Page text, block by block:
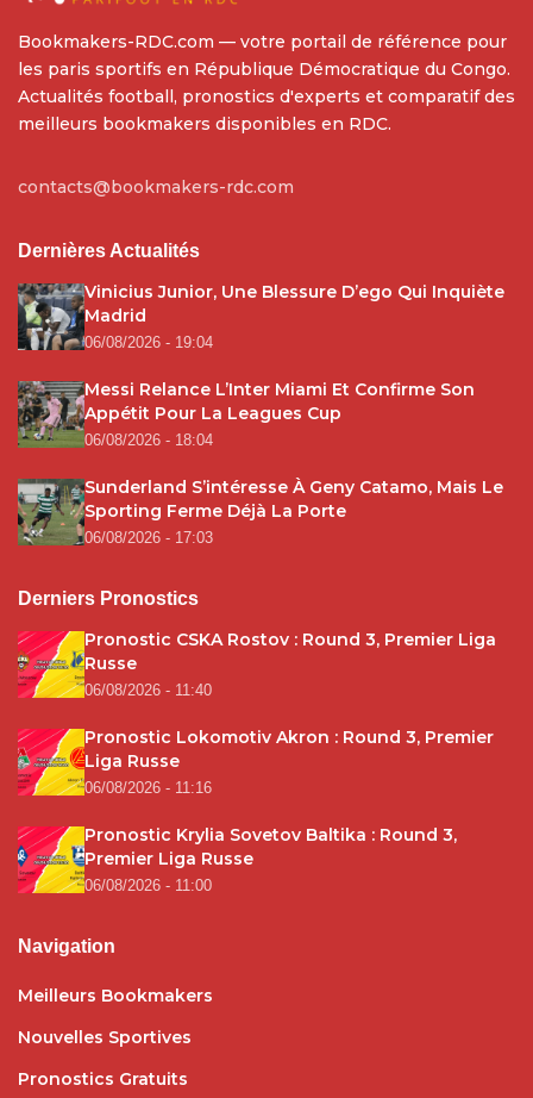
Bookmakers-RDC.com — votre portail de référence pour
les paris sportifs en République Démocratique du Congo.
Actualités football, pronostics d'experts et comparatif des
meilleurs bookmakers disponibles en RDC.
contacts@bookmakers-rdc.com
Dernières Actualités
Vinicius Junior, Une Blessure D’ego Qui Inquiète
Madrid
06/08/2026 - 19:04
Messi Relance L’Inter Miami Et Confirme Son
Appétit Pour La Leagues Cup
06/08/2026 - 18:04
Sunderland S’intéresse À Geny Catamo, Mais Le
Sporting Ferme Déjà La Porte
06/08/2026 - 17:03
Derniers Pronostics
Pronostic CSKA Rostov : Round 3, Premier Liga
Russe
06/08/2026 - 11:40
Pronostic Lokomotiv Akron : Round 3, Premier
Liga Russe
06/08/2026 - 11:16
Pronostic Krylia Sovetov Baltika : Round 3,
Premier Liga Russe
06/08/2026 - 11:00
Navigation
Meilleurs Bookmakers
Nouvelles Sportives
Pronostics Gratuits